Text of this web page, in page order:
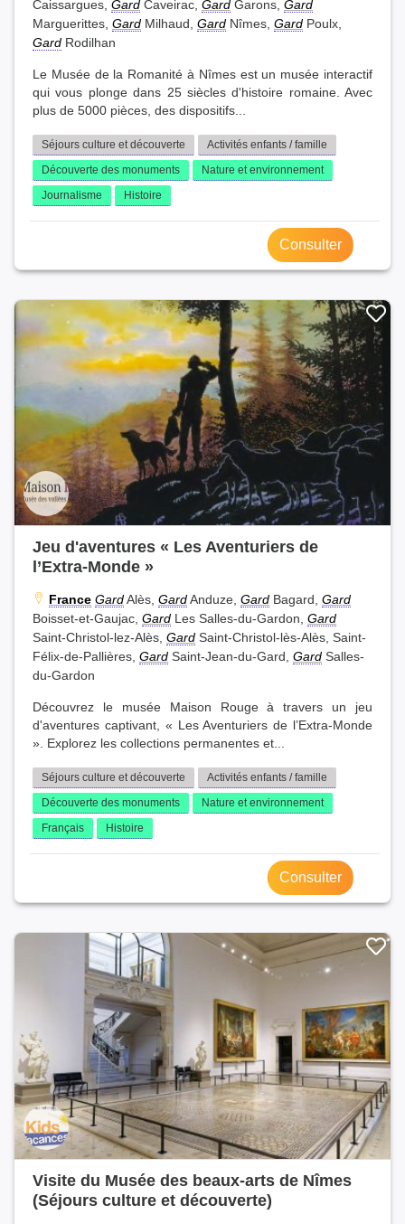
Caissargues, Gard Caveirac, Gard Garons, Gard
Marguerittes, Gard Milhaud, Gard Nîmes, Gard Poulx,
Gard Rodilhan
Le Musée de la Romanité à Nîmes est un musée interactif
qui vous plonge dans 25 siècles d'histoire romaine. Avec
plus de 5000 pièces, des dispositifs...
Séjours culture et découverte
Activités enfants / famille
Découverte des monuments
Nature et environnement
Journalisme
Histoire
Consulter
Jeu d'aventures « Les Aventuriers de
l’Extra-Monde »
France GardAlès, GardAnduze, Gard Bagard, Gard
Boisset-et-Gaujac, Gard Les Salles-du-Gardon, Gard
Saint-Christol-lez-Alès, Gard Saint-Christol-lès-Alès, Saint-
Félix-de-Pallières, Gard Saint-Jean-du-Gard, Gard Salles-
du-Gardon
Découvrez le musée Maison Rouge à travers un jeu
d'aventures captivant, « Les Aventuriers de l’Extra-Monde
». Explorez les collections permanentes et...
Séjours culture et découverte
Activités enfants / famille
Découverte des monuments
Nature et environnement
Français
Histoire
Consulter
Visite du Musée des beaux-arts de Nîmes
(Séjours culture et découverte)